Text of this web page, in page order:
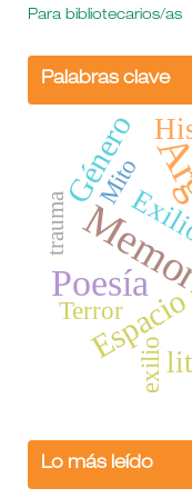
Para bibliotecarios/as
Palabras clave
Poesía
Género
Espacio
Mito
exilio
Terror
trauma
Lo más leído